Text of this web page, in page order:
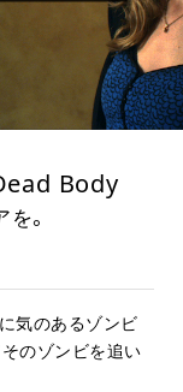
Body
。
気のあるゾンビ
のゾンビを追い